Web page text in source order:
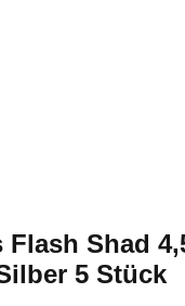
Flash Shad
5 Stück